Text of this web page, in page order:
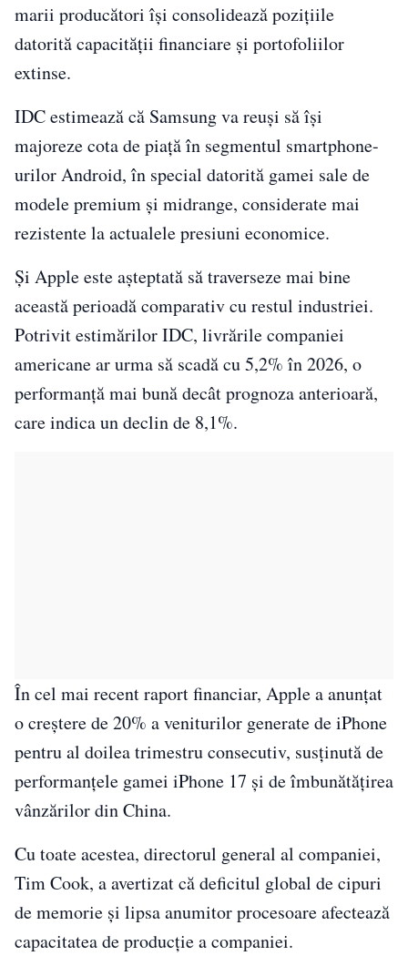
marii producători își consolidează pozițiile
datorită capacității financiare și portofoliilor
extinse.
IDC estimează că Samsung va reuși să își
majoreze cota de piață în segmentul smartphone-
urilor Android, în special datorită gamei sale de
modele premium și midrange, considerate mai
rezistente la actualele presiuni economice.
Și Apple este așteptată să traverseze mai bine
această perioadă comparativ cu restul industriei.
Potrivit estimărilor IDC, livrările companiei
americane ar urma să scadă cu 5,2% în 2026, o
performanță mai bună decât prognoza anterioară,
care indica un declin de 8,1%.
În cel mai recent raport financiar, Apple a anunțat
o creștere de 20% a veniturilor generate de iPhone
pentru al doilea trimestru consecutiv, susținută de
performanțele gamei iPhone 17 și de îmbunătățirea
vânzărilor din China.
Cu toate acestea, directorul general al companiei,
Tim Cook, a avertizat că deficitul global de cipuri
de memorie și lipsa anumitor procesoare afectează
capacitatea de producție a companiei.